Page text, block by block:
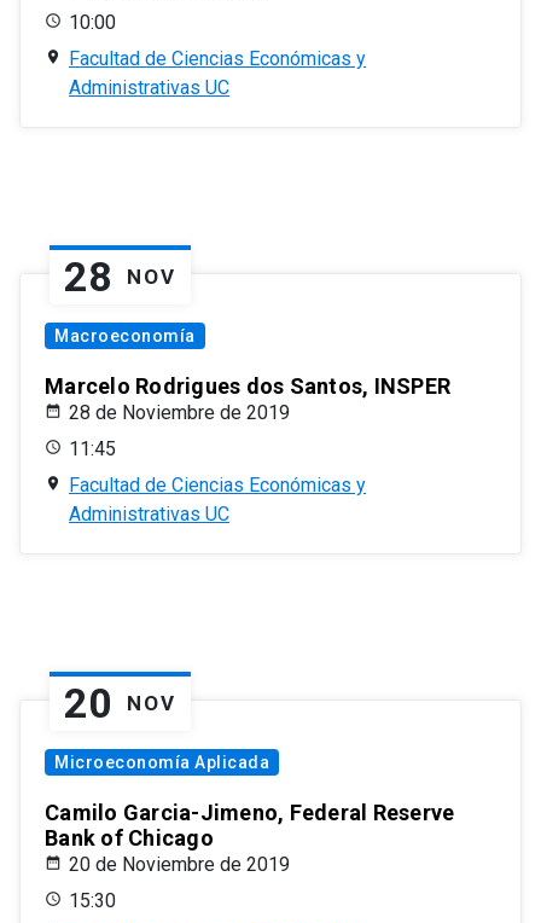
10:00
Facultad de Ciencias Económicas y
Administrativas UC
28 NOV
Macroeconomía
Marcelo Rodrigues dos Santos, INSPER
28 de Noviembre de 2019
11:45
Facultad de Ciencias Económicas y
Administrativas UC
20 NOV
Microeconomía Aplicada
Camilo Garcia-Jimeno, Federal Reserve
Bank of Chicago
20 de Noviembre de 2019
15:30